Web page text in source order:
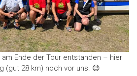
Ende der Tour entstanden – hier
(gut 28 km) noch vor uns. 😉